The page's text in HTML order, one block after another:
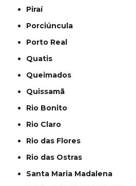
Piraí
Porciúncula
Porto Real
Quatis
Queimados
Quissamã
Rio Bonito
Rio Claro
Rio das Flores
Rio das Ostras
Santa Maria Madalena